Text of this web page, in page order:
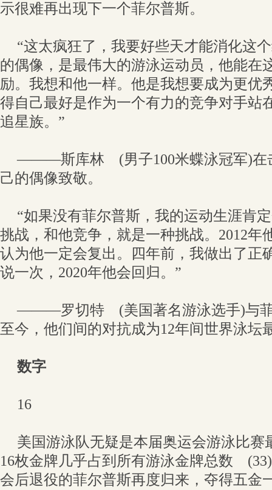
示很难再出现下一个菲尔普斯。
“这太疯狂了，我要好些天才能消化这
的偶像，是最伟大的游泳运动员，他能在
励。我想和他一样。他是我想要成为更优
得自己最好是作为一个有力的竞争对手站
追星族。”
———斯库林 (男子100米蝶泳冠军)在
己的偶像致敬。
“如果没有菲尔普斯，我的运动生涯肯
挑战，和他竞争，就是一种挑战。2012年
认为他一定会复出。四年前，我做出了正
说一次，2020年他会回归。”
———罗切特 (美国著名游泳选手)与菲
至今，他们间的对抗成为12年间世界泳坛
数字
16
美国游泳队无疑是本届奥运会游泳比赛
16枚金牌几乎占到所有游泳金牌总数
会后退役的菲尔普斯再度归来，夺得五金